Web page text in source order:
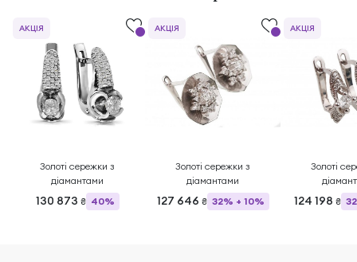
Золоті сережки з
діамантами
130 873 ₴ 40%
АКЦІЯ
Золоті сережки з
діамантами
127 646 ₴ 32% + 10%
АКЦІЯ
Золоті
124 198 ₴
АКЦІЯ